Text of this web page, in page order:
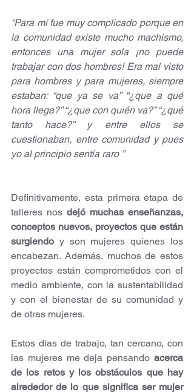
“Para mí fue muy complicado porque en
la comunidad existe mucho machismo,
entonces una mujer sola ¡no puede
trabajar con dos hombres! Era mal visto
para hombres y para mujeres, siempre
estaban: “que ya se va” “¿que a qué
hora llega?” “¿que con quién va?” “¿qué
tanto hace?” y entre ellos se
cuestionaban, entre comunidad y pues
yo al principio sentía raro ”
Definitivamente, esta primera etapa de
talleres nos dejó muchas enseñanzas,
conceptos nuevos, proyectos que están
surgiendo y son mujeres quienes los
encabezan. Además, muchos de estos
proyectos están comprometidos con el
medio ambiente, con la sustentabilidad
y con el bienestar de su comunidad y
de otras mujeres.
Estos días de trabajo, tan cercano, con
las mujeres me deja pensando acerca
de los retos y los obstáculos que hay
alrededor de lo que significa ser mujer